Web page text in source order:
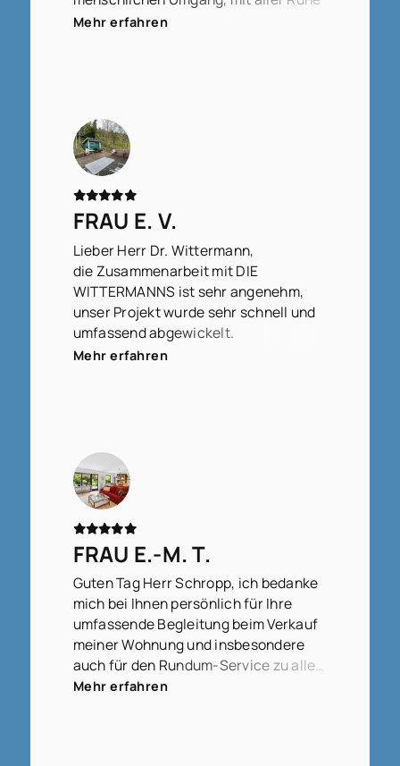
und Klarheit in der Vorgehensweise,
Mehr erfahren
FRAU E. V.
Lieber Herr Dr. Wittermann,
die Zusammenarbeit mit DIE
WITTERMANNS ist sehr angenehm,
unser Projekt wurde sehr schnell und
umfassend abgewickelt.
Wir fühlen uns sehr gut betreut.
Mehr erfahren
FRAU E.-M. T.
Guten Tag Herr Schropp, ich bedanke
mich bei Ihnen persönlich für Ihre
umfassende Begleitung beim Verkauf
meiner Wohnung und insbesondere
auch für den Rundum-Service zu allen
Fragen, die zwischendurch
Mehr erfahren